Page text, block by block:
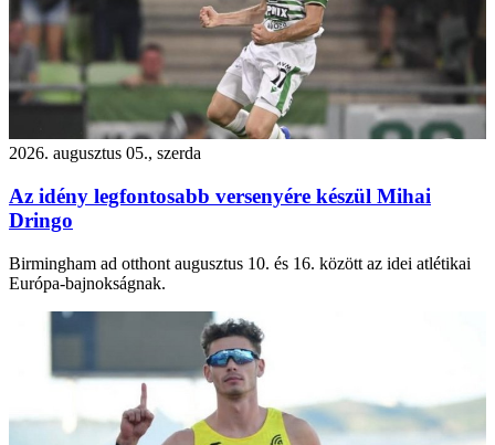
2026. augusztus 05., szerda
Az idény legfontosabb versenyére készül Mihai
Dringo
Birmingham ad otthont augusztus 10. és 16. között az idei atlétikai
Európa-bajnokságnak.